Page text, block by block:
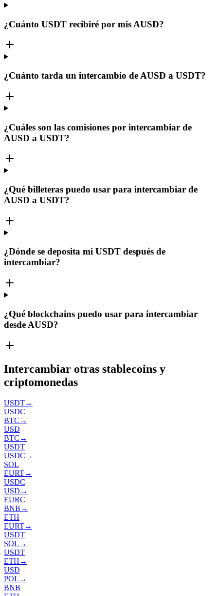
¿Cuánto USDT recibiré por mis AUSD?
¿Cuánto tarda un intercambio de AUSD a USDT?
¿Cuáles son las comisiones por intercambiar de
AUSD a USDT?
¿Qué billeteras puedo usar para intercambiar de
AUSD a USDT?
¿Dónde se deposita mi USDT después de
intercambiar?
¿Qué blockchains puedo usar para intercambiar
desde AUSD?
Intercambiar otras stablecoins y
criptomonedas
USDT→
USDC
BTC →
USD
BTC →
USDT
USDC →
SOL
EURT→
USDC
USD →
EURC
BNB →
ETH
EURT→
USDT
SOL →
USDT
ETH →
USD
POL →
BNB